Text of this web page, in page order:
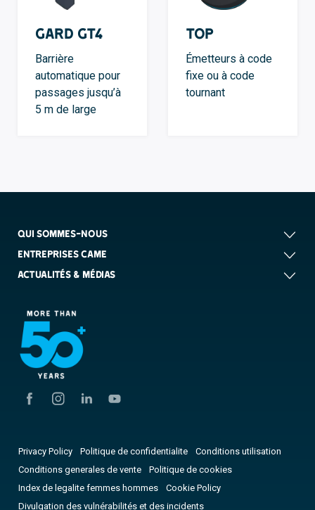
GARD GT4
Barrière
automatique pour
passages jusqu’à
5 m de large
TOP
Émetteurs à code
fixe ou à code
tournant
QUI SOMMES-NOUS
ENTREPRISES CAME
ACTUALITÉS & MÉDIAS
Privacy Policy Politique de confidentialite
Conditions utilisation
Conditions generales de vente
Politique de cookies
Index de legalite femmes hommes
Cookie Policy
Divulgation des vulnérabilités et des incidents